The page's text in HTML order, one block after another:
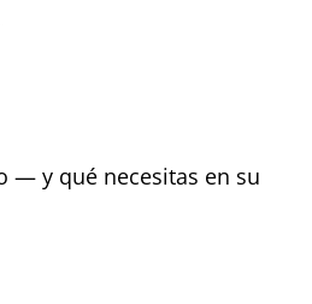
— y qué necesitas en su